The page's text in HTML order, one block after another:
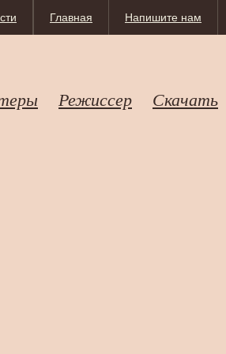
Напишите нам
Главная
Режиссер Скачать